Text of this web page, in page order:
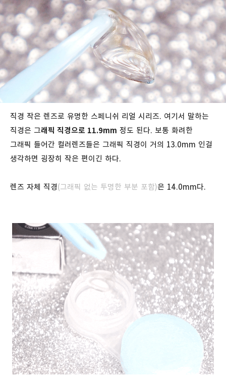
직경 작은 렌즈로 유명한 스페니쉬 리얼 시리즈. 여기서 말하는
직경은 그래픽 직경으로 11.9mm 정도 된다. 보통 화려한
그래픽 들어간 컬러렌즈들은 그래픽 직경이 거의 13.0mm 인걸
생각하면 굉장히 작은 편이긴 하다.
렌즈 자체 직경(그래픽 없는 투명한 부분 포함)은 14.0mm다.